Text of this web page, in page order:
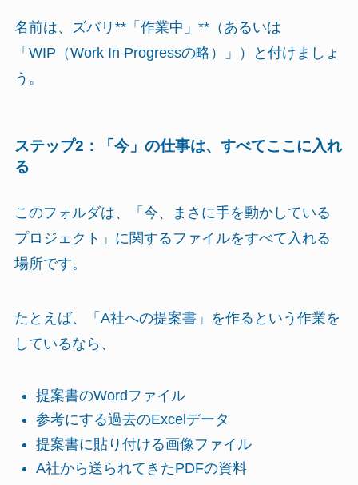
名前は、ズバリ**「作業中」**（あるいは
「WIP（Work In Progressの略）」）と付けましょ
う。
ステップ2：「今」の仕事は、すべてここに入れ
る
このフォルダは、「今、まさに手を動かしている
プロジェクト」に関するファイルをすべて入れる
場所です。
たとえば、「A社への提案書」を作るという作業を
しているなら、
提案書のWordファイル
参考にする過去のExcelデータ
提案書に貼り付ける画像ファイル
A社から送られてきたPDFの資料